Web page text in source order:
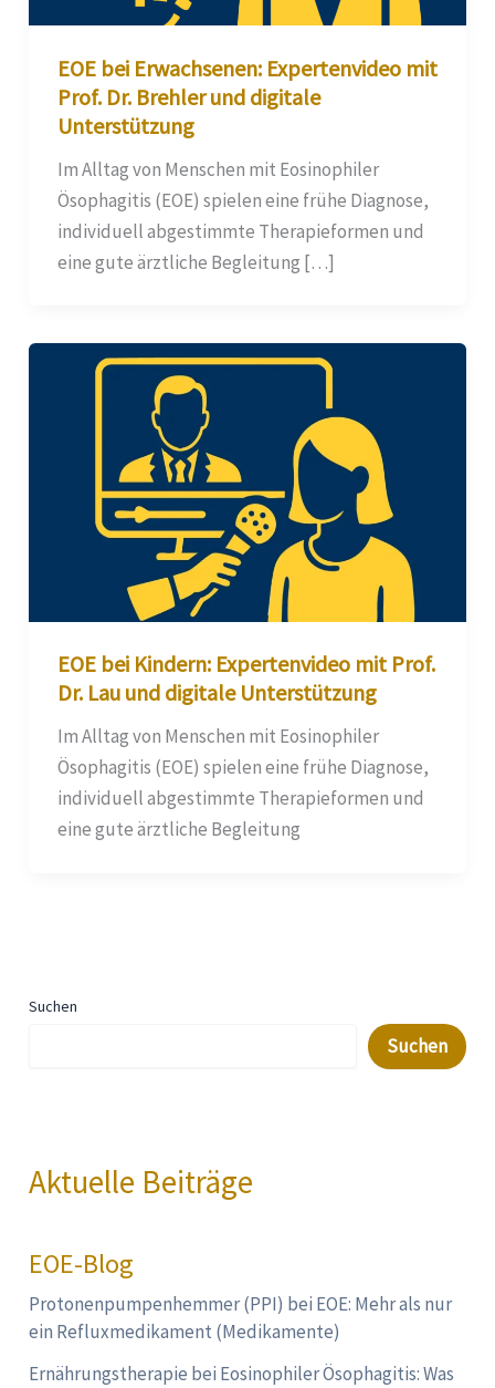
EOE bei Erwachsenen: Expertenvideo mit
Prof. Dr. Brehler und digitale
Unterstützung
Im Alltag von Menschen mit Eosinophiler
Ösophagitis (EOE) spielen eine frühe Diagnose,
individuell abgestimmte Therapieformen und
eine gute ärztliche Begleitung […]
EOE bei Kindern: Expertenvideo mit Prof.
Dr. Lau und digitale Unterstützung
Im Alltag von Menschen mit Eosinophiler
Ösophagitis (EOE) spielen eine frühe Diagnose,
individuell abgestimmte Therapieformen und
eine gute ärztliche Begleitung
Suchen
Suchen
Aktuelle Beiträge
EOE-Blog
Protonenpumpenhemmer (PPI) bei EOE: Mehr als nur
ein Refluxmedikament (Medikamente)
Ernährungstherapie bei Eosinophiler Ösophagitis: Was